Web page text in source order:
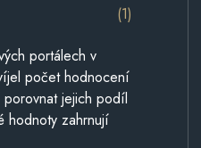
(1)
portálech v
počet hodnocení
porovnat jejich podíl
hodnoty zahrnují